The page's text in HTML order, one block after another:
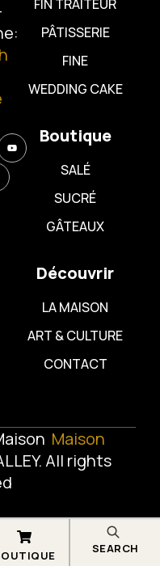
SEARCH
FIN TRAITEUR
PÂTISSERIE
FINE
WEDDING CAKE
Boutique
SALÉ
SUCRÉ
GÂTEAUX
Découvrir
LA MAISON
ART & CULTURE
CONTACT
Maison
. All rights